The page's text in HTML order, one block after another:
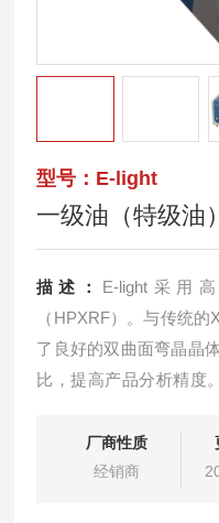
型号：E-light
一级油（特级油
描述： E-light采用
（HPXRF）。与传统
了良好的双曲面弯晶晶
比，提高产品分析精度
厂商性质
经销商